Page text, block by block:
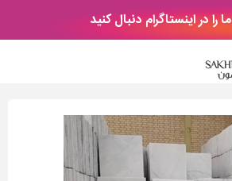
ما را در اینستاگرام دنبال کنید